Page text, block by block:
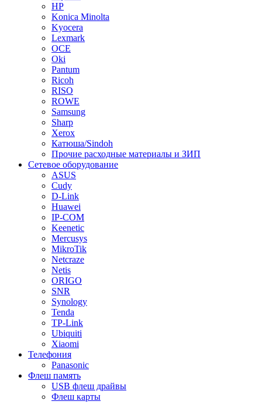
HP
Konica Minolta
Kyocera
Lexmark
OCE
Oki
Pantum
Ricoh
RISO
ROWE
Samsung
Sharp
Xerox
Катюша/Sindoh
Прочие расходные материалы и ЗИП
Сетевое оборудование
ASUS
Cudy
D-Link
Huawei
IP-COM
Keenetic
Mercusys
MikroTik
Netcraze
Netis
ORIGO
SNR
Synology
Tenda
TP-Link
Ubiquiti
Xiaomi
Телефония
Panasonic
Флеш память
USB флеш драйвы
Флеш карты